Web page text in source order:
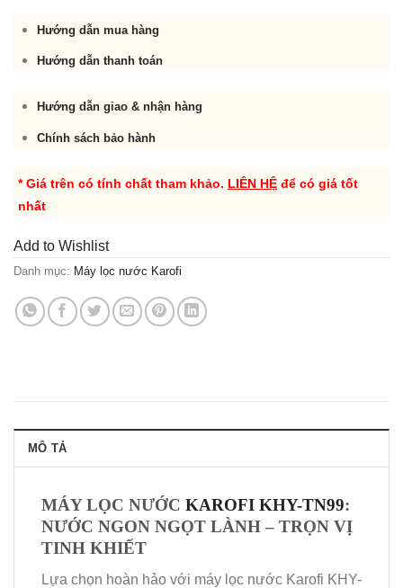
Hướng dẫn mua hàng
Hướng dẫn thanh toán
Hướng dẫn giao & nhận hàng
Chính sách bảo hành
* Giá trên có tính chất tham khảo. LIÊN HỆ để có giá tốt
nhất
Add to Wishlist
Danh mục: Máy lọc nước Karofi
MÔ TẢ
MÁY LỌC NƯỚC KAROFI KHY-TN99:
NƯỚC NGON NGỌT LÀNH – TRỌN VỊ
TINH KHIẾT
Lựa chọn hoàn hảo với máy lọc nước Karofi KHY-